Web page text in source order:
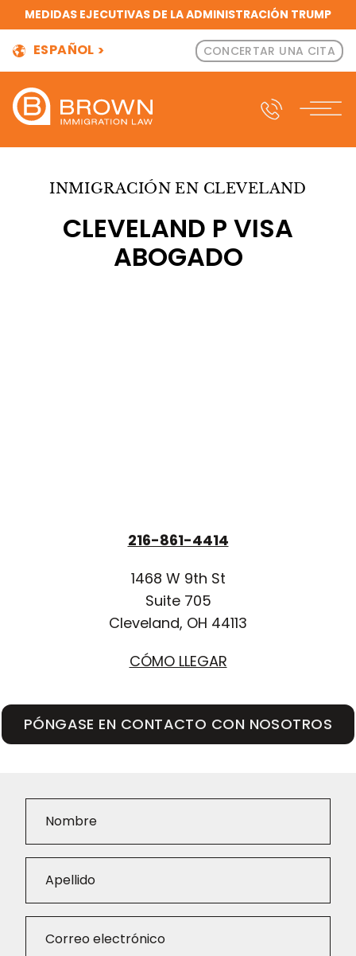
MEDIDAS EJECUTIVAS DE LA ADMINISTRACIÓN TRUMP
ESPAÑOL CONCERTAR UNA CITA
INMIGRACIÓN EN CLEVELAND
CLEVELAND P VISA
ABOGADO
216-861-4414
1468 W 9th St
Suite 705
Cleveland, OH 44113
CÓMO LLEGAR
PÓNGASE EN CONTACTO CON NOSOTROS